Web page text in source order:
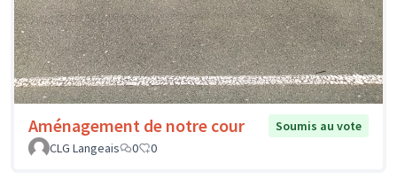
Aménagement de notre cour
Soumis au vote
CLG Langeais
0 0